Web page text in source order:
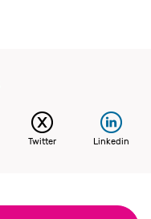
Twitter Linkedin